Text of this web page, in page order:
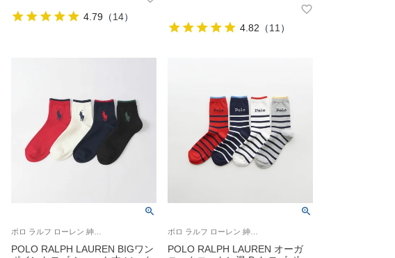
4.79 （14）
4.82 （11 ）
POLO RALPH LAUREN BIGワン
POLO RALPH LAUREN オーガ